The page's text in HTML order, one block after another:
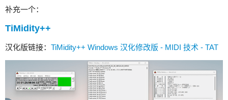
补充一个：
TiMidity++
汉化版链接： TiMidity++ Windows 汉化修改版 - MIDI 技术 - TAT